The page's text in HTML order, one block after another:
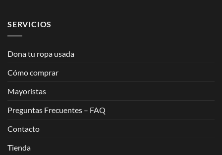
SERVICIOS
Dona tu ropa usada
Cómo comprar
Mayoristas
Preguntas Frecuentes – FAQ
Contacto
Tienda